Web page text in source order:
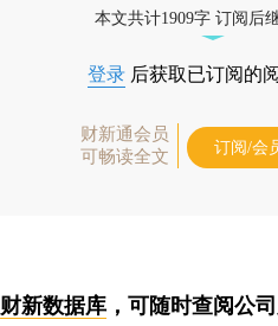
本文共计1909字 订阅后
登录 后获取已订阅的
财新通会员
可畅读全文
订阅/会
财新数据库 ，可随时查阅公